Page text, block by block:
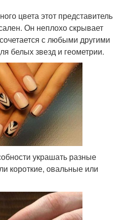
цвета этот представитель
Он неплохо скрывает
с любыми другими
белых звезд и геометрии.
украшать разные
короткие, овальные или